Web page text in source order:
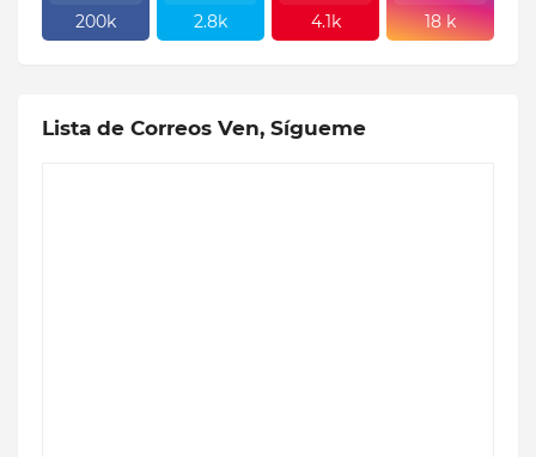
200k 2.8k 4.1k 18 k
Lista de Correos Ven, Sígueme